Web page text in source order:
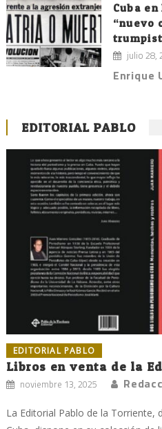
Cuba
“nuevo
julio 28,
Enrique
EDITORIAL PABLO
EDITORIAL PABLO
Libros en venta de la
noviembre 13, 2025
La Editorial Pablo de la Torriente,